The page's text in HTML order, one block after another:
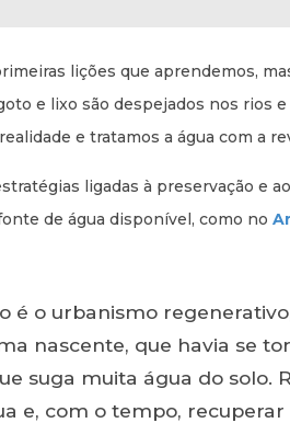
lições que aprendemos,
e lixo são despejados nos rios
e tratamos a água com a
ligadas à preservação e
de água disponível, como no
é o urbanismo
nascente, que havia se
suga muita água do
e, com o tempo,